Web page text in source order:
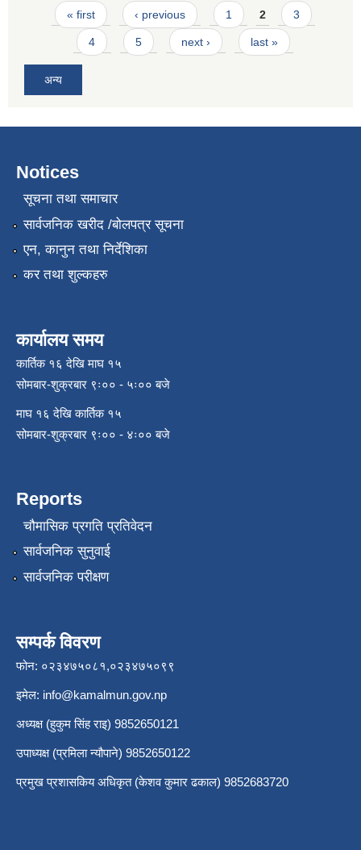
Pages
« first ‹ previous 1 2 3
4 5 next › last »
अन्य
Notices
सूचना तथा समाचार
सार्वजनिक खरीद /बोलपत्र सूचना
एन, कानुन तथा निर्देशिका
कर तथा शुल्कहरु
कार्यालय समय
कार्तिक १६ देखि माघ १५
सोमबार-शुक्रबार ९ः०० - ५ः०० बजे
माघ १६ देखि कार्तिक १५
सोमबार-शुक्रबार ९ः०० - ४ः०० बजे
Reports
चौमासिक प्रगति प्रतिवेदन
सार्वजनिक सुनुवाई
सार्वजनिक परीक्षण
सम्पर्क विवरण
फोन: ०२३४७५०८१,०२३४७५०९९
इमेल: info@kamalmun.gov.np
अध्यक्ष (हुकुम सिंह राइ) 9852650121
उपाध्यक्ष (प्रमिला न्यौपाने) 9852650122
प्रमुख प्रशासकिय अधिकृत (केशव कुमार ढकाल) 9852683720